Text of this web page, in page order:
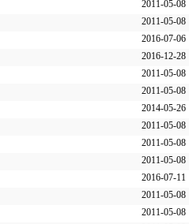
2011-05-08
2011-05-08
2016-07-06
2016-12-28
2011-05-08
2011-05-08
2014-05-26
2011-05-08
2011-05-08
2011-05-08
2016-07-11
2011-05-08
2011-05-08